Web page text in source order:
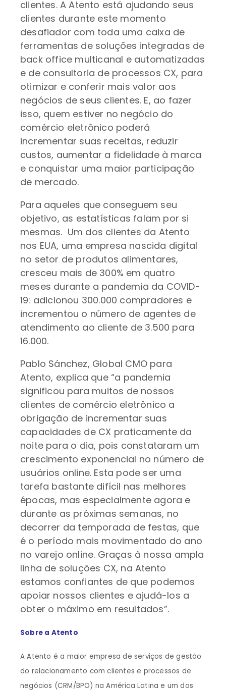
clientes. A Atento está ajudando seus
clientes durante este momento
desafiador com toda uma caixa de
ferramentas de soluções integradas de
back office multicanal e automatizadas
e de consultoria de processos CX, para
otimizar e conferir mais valor aos
negócios de seus clientes. E, ao fazer
isso, quem estiver no negócio do
comércio eletrônico poderá
incrementar suas receitas, reduzir
custos, aumentar a fidelidade à marca
e conquistar uma maior participação
de mercado.
Para aqueles que conseguem seu
objetivo, as estatísticas falam por si
mesmas. Um dos clientes da Atento
nos EUA, uma empresa nascida digital
no setor de produtos alimentares,
cresceu mais de 300% em quatro
meses durante a pandemia da COVID-
19: adicionou 300.000 compradores e
incrementou o número de agentes de
atendimento ao cliente de 3.500 para
16.000.
Pablo Sánchez, Global CMO para
Atento, explica que “a pandemia
significou para muitos de nossos
clientes de comércio eletrônico a
obrigação de incrementar suas
capacidades de CX praticamente da
noite para o dia, pois constataram um
crescimento exponencial no número de
usuários online. Esta pode ser uma
tarefa bastante difícil nas melhores
épocas, mas especialmente agora e
durante as próximas semanas, no
decorrer da temporada de festas, que
é o período mais movimentado do ano
no varejo online. Graças à nossa ampla
linha de soluções CX, na Atento
estamos confiantes de que podemos
apoiar nossos clientes e ajudá-los a
obter o máximo em resultados”.
Sobre a Atento
A Atento é a maior empresa de serviços de gestão
do relacionamento com clientes e processos de
negócios (CRM/BPO) na América Latina e um dos